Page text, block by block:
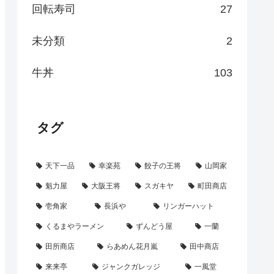
回転寿司 27
未分類 2
牛丼 103
タグ
天下一品 幸楽苑 餃子の王将 山岡家
魁力屋 大阪王将 スガキヤ 町田商店
壱角家 長浜や リンガーハット
くるまやラーメン ずんどう屋 一蘭
田所商店 らあめん花月嵐 田中商店
来来亭 ジャンクガレッジ 一風堂